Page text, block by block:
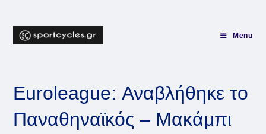
content
Menu
Euroleague: Αναβλήθηκε το
Παναθηναϊκός – Μακάμπι